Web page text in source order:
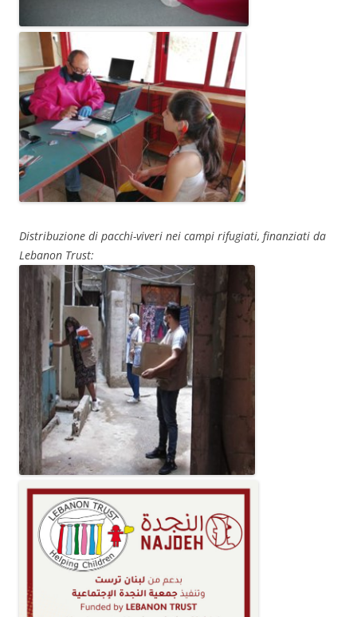
Distribuzione di pacchi-viveri nei campi rifugiati, finanziati da
Lebanon Trust: